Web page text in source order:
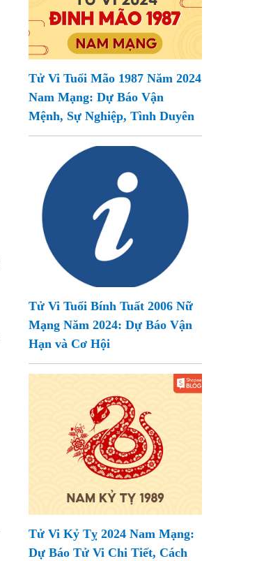
Tử Vi Tuổi Mão 1987 Năm 2024
Nam Mạng: Dự Báo Vận
Mệnh, Sự Nghiệp, Tình Duyên
Tử Vi Tuổi Bính Tuất 2006 Nữ
Mạng Năm 2024: Dự Báo Vận
Hạn và Cơ Hội
Tử Vi Kỷ Tỵ 2024 Nam Mạng:
Dự Báo Tử Vi Chi Tiết, Cách